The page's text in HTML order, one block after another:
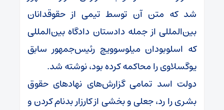
شد که متن آن توسط تیمی از حقوقدانان
بین‌المللی از جمله دادستان دادگاه بین‌المللی
که اسلوبودان میلوسوویچ رئیس‌جمهور سابق
یوگسلاوی را محاکمه کرده بود، نوشته شد.
دولت اسد تمامی گزارش‌های نهادهای حقوق
بشری را رد، جعلی و بخشی از کارزار بدنام کردن و